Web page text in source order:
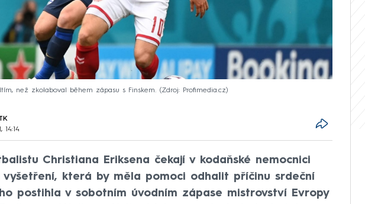
než zkolaboval během zápasu s Finskem. Zdroj: Profimedia.cz
14:14
Christiana Eriksena čekají v kodaňské nemocnici
která by měla pomoci odhalit příčinu srdeční
postihla v sobotním úvodním zápase mistrovství Evropy